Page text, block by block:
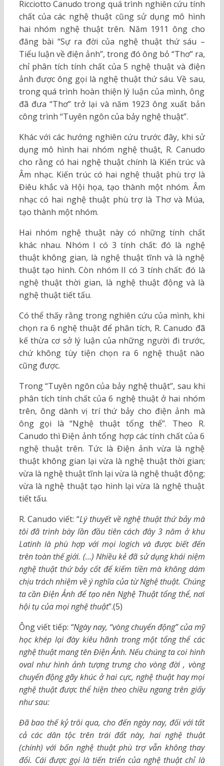
Ricciotto Canudo trong quá trình nghiên cứu tính
chất của các nghệ thuật cũng sử dụng mô hình
hai nhóm nghệ thuật trên. Năm 1911 ông cho
đăng bài “Sự ra đời của nghệ thuật thứ sáu –
Tiểu luận về điện ảnh”, trong đó ông bỏ “Thơ” ra,
chỉ phân tích tính chất của 5 nghệ thuật và điện
ảnh được ông gọi là nghệ thuật thứ sáu. Về sau,
trong quá trình hoàn thiện lý luận của mình, ông
đã đưa “Thơ” trở lại và năm 1923 ông xuất bản
công trình “Tuyên ngôn của bảy nghệ thuật”.
Khác với các hướng nghiên cứu trước đây, khi sử
dụng mô hình hai nhóm nghệ thuật, R. Canudo
cho rằng có hai nghệ thuật chính là Kiến trúc và
Âm nhạc. Kiến trúc có hai nghệ thuật phù trợ là
Điêu khắc và Hội họa, tạo thành một nhóm. Âm
nhạc có hai nghệ thuật phù trợ là Thơ và Múa,
tạo thành một nhóm.
Hai nhóm nghệ thuật này có những tính chất
khác nhau. Nhóm I có 3 tính chất: đó là nghệ
thuật không gian, là nghệ thuật tĩnh và là nghệ
thuật tạo hình. Còn nhóm II có 3 tính chất: đó là
nghệ thuật thời gian, là nghệ thuật động và là
nghệ thuật tiết tấu.
Có thể thấy rằng trong nghiên cứu của mình, khi
chọn ra 6 nghệ thuật để phân tích, R. Canudo đã
kế thừa cơ sở lý luận của những người đi trước,
chứ không tùy tiện chọn ra 6 nghệ thuật nào
cũng được.
Trong “Tuyên ngôn của bảy nghệ thuật”, sau khi
phân tích tính chất của 6 nghệ thuật ở hai nhóm
trên, ông dành vị trí thứ bảy cho điện ảnh mà
ông gọi là “Nghệ thuật tổng thể”. Theo R.
Canudo thì Điện ảnh tổng hợp các tính chất của 6
nghệ thuật trên. Tức là Điện ảnh vừa là nghệ
thuật không gian lại vừa là nghệ thuật thời gian;
vừa là nghệ thuật tĩnh lại vừa là nghệ thuật động;
vừa là nghệ thuật tạo hình lại vừa là nghệ thuật
tiết tấu.
R. Canudo viết: “Lý thuyết về nghệ thuật thứ bảy mà
tôi đã trình bày lần đầu tiên cách đây 3 năm ở khu
Latinh là phù hợp với mọi logich và được biết đến
trên toàn thế giới. (…) Nhiều kẻ đã sử dụng khái niệm
nghệ thuật thứ bảy cốt để kiếm tiền mà không dám
chịu trách nhiệm về ý nghĩa của từ Nghệ thuật. Chúng
ta cần Điện Ảnh để tạo nên Nghệ Thuật tổng thể, nơi
hội tụ của mọi nghệ thuật”.(5)
Ông viết tiếp: “Ngày nay, “vòng chuyển động” của mỹ
học khép lại đày kiêu hãnh trong một tổng thể các
nghệ thuật mang tên Điện Ảnh. Nếu chúng ta coi hình
oval như hình ảnh tượng trưng cho vòng đời , vòng
chuyển động gãy khúc ở hai cực, nghệ thuật hay mọi
nghệ thuật được thể hiện theo chiều ngang trên giấy
như sau:
Đã bao thế kỷ trôi qua, cho đến ngày nay, đối với tất
cả các dân tộc trên trái đất này, hai nghệ thuật
(chính) với bốn nghệ thuật phù trợ vẫn không thay
đổi. Cái được gọi là tiến triển của nghệ thuật chỉ là